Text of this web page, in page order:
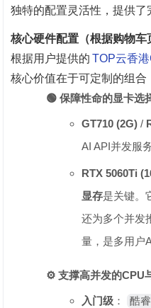
独特的配置灵活性，提供了
核心硬件配置（根据购物车
根据用户提供的 TOP云香
核心价值在于可定制的组合
🟢 保障性命的显卡选
GT710 (2G) ‌ / ‌
AI API并发服务
RTX 5060Ti
显存是关键。
还为多个并发
量，是多用户
⚙️ 支撑高并发的CPU
入门级 ‌： 酷